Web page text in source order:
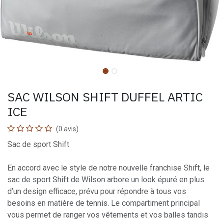
SAC WILSON SHIFT DUFFEL ARTIC
ICE
(0 avis)
Sac de sport Shift
En accord avec le style de notre nouvelle franchise Shift, le
sac de sport Shift de Wilson arbore un look épuré en plus
d’un design efficace, prévu pour répondre à tous vos
besoins en matière de tennis. Le compartiment principal
vous permet de ranger vos vêtements et vos balles tandis